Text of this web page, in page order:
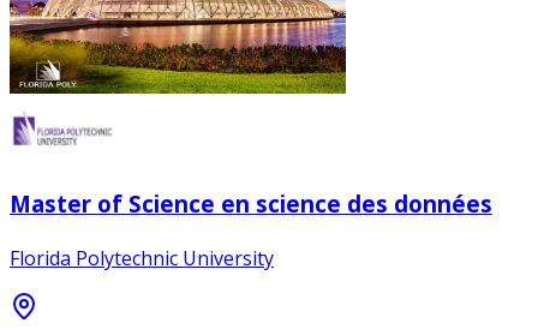
Master of Science en science des données
Florida Polytechnic University